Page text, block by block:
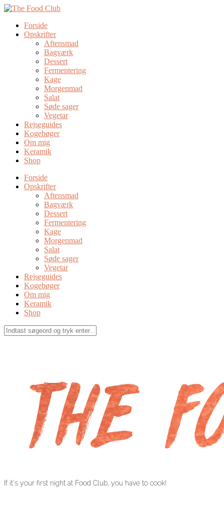
Forside
Opskrifter
Aftensmad
Bagværk
Dessert
Fermentering
Kage
Morgenmad
Salat
Søde sager
Vegetar
Rejseguides
Kogebøger
Om mig
Keramik
Shop
Forside
Opskrifter
Aftensmad
Bagværk
Dessert
Fermentering
Kage
Morgenmad
Salat
Søde sager
Vegetar
Rejseguides
Kogebøger
Om mig
Keramik
Shop
If it's your first night at Food Club, you have to cook!